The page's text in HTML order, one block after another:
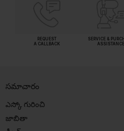
REQUEST
A CALLBACK
SERVICE &
ASSISTANCE
సమాచారం
ఎస్కో గురించి
జాబితా